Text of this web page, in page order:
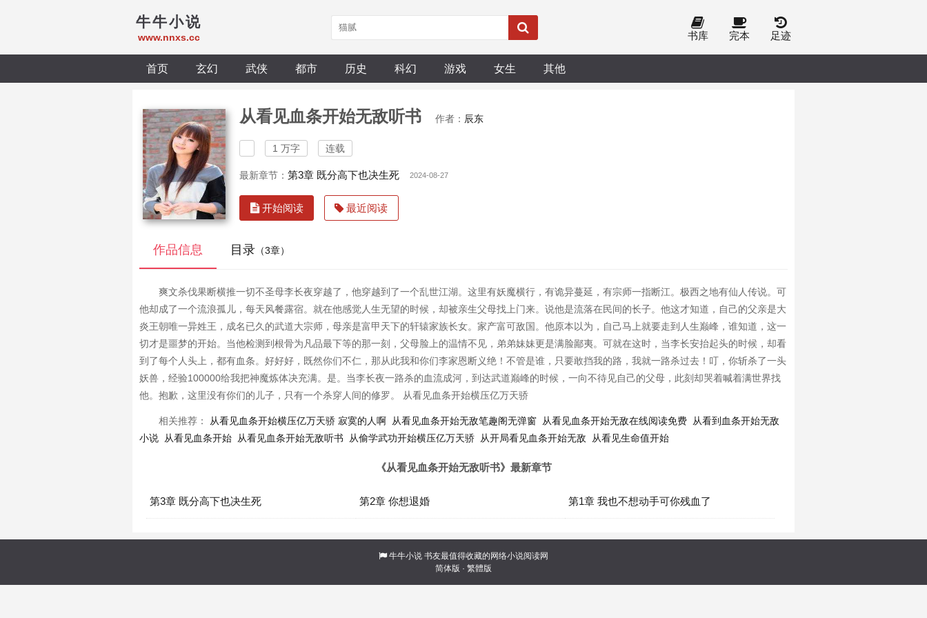
牛牛小说
www.nnxs.cc 书库 完本 足迹
首页 玄幻 武侠 都市 历史 科幻 游戏 女生 其他
从看见血条开始无敌听书 作者： 辰东
1 万字 连载
最新章节： 第3章 既分高下也决生死 2024-08-27
开始阅读 最近阅读
作品信息 目录 （3章）
爽文杀伐果断横推一切不圣母李长夜穿越了，他穿越到了一个乱世江湖。这里有妖魔横行，有诡异蔓延，有宗师一指断江。极西之地有仙人传说。可
他却成了一个流浪孤儿，每天风餐露宿。就在他感觉人生无望的时候，却被亲生父母找上门来。说他是流落在民间的长子。他这才知道，自己的父亲是大
炎王朝唯一异姓王，成名已久的武道大宗师，母亲是富甲天下的轩辕家族长女。家产富可敌国。他原本以为，自己马上就要走到人生巅峰，谁知道，这一
切才是噩梦的开始。当他检测到根骨为凡品最下等的那一刻，父母脸上的温情不见，弟弟妹妹更是满脸鄙夷。可就在这时，当李长安抬起头的时候，却看
到了每个人头上，都有血条。好好好，既然你们不仁，那从此我和你们李家恩断义绝！不管是谁，只要敢挡我的路，我就一路杀过去！叮，你斩杀了一头
妖兽，经验100000给我把神魔炼体决充满。是。当李长夜一路杀的血流成河，到达武道巅峰的时候，一向不待见自己的父母，此刻却哭着喊着满世界找
他。抱歉，这里没有你们的儿子，只有一个杀穿人间的修罗。 从看见血条开始横压亿万天骄
相关推荐： 从看见血条开始横压亿万天骄 寂寞的人啊 从看见血条开始无敌笔趣阁无弹窗 从看见血条开始无敌在线阅读免费
从看到血条开始无敌
小说
从看见血条开始 从看见血条开始无敌听书 从偷学武功开始横压亿万天骄 从开局看见血条开始无敌 从看见生命值开始
《从看见血条开始无敌听书》最新章节
第3章 既分高下也决生死 第2章 你想退婚 第1章 我也不想动手可你残血了
牛牛小说 书友最值得收藏的网络小说阅读网
简体版 · 繁體版